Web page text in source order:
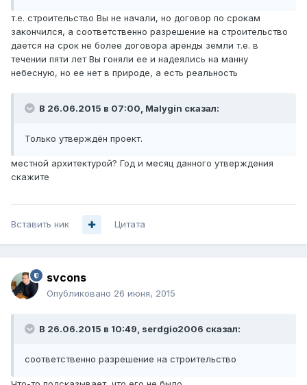
т.е. строительство Вы не начали, но договор по срокам
закончился, а соответственно разрешение на строительство
дается на срок не более договора аренды земли т.е. в
течении пяти лет Вы гоняли ее и надеялись на манну
небесную, но ее нет в природе, а есть реальность
В 26.06.2015 в 07:00, Malygin сказал:
Только утверждён проект.
местной архитектурой? Год и месяц данного утверждения
скажите
Вставить ник Цитата
svcons
Опубликовано 26 июня, 2015
В 26.06.2015 в 10:49, serdgio2006 сказал:
соответственно разрешение на строительство